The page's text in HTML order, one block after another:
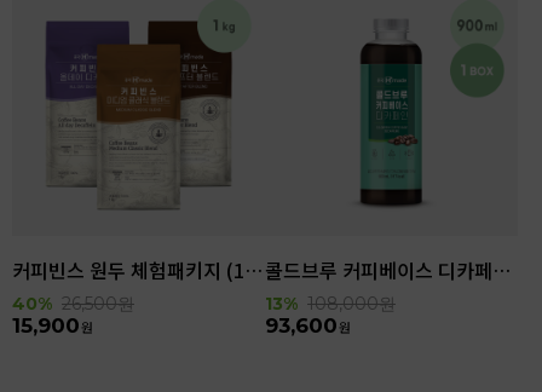
커피빈스 원두 체험패키지 (1kg)
40% 26,500원
15,900원
콜드브루 커피베이스 디카페인 (900ml x 6ea)
13% 108,000원
93,600원